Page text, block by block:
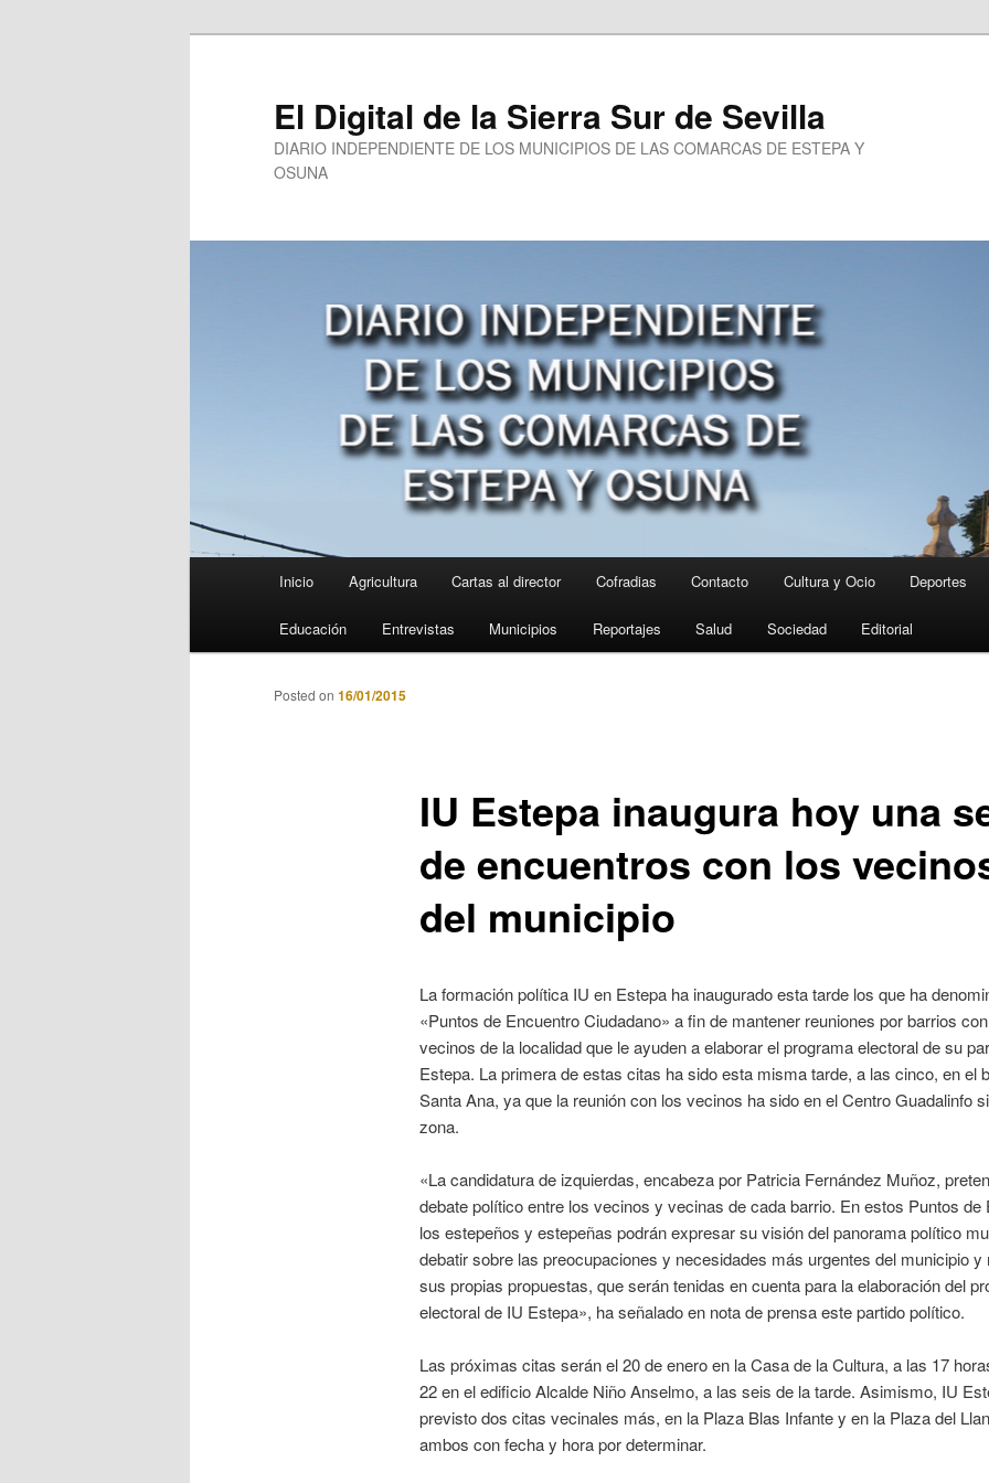
El Digital de la Sierra Sur de Sevilla
DIARIO INDEPENDIENTE DE LOS MUNICIPIOS DE LAS COMARCAS DE ESTEPA Y
OSUNA
Inicio Agricultura Cartas al director Cofradias Contacto Cultura y Ocio Deportes
Educación Entrevistas Municipios Reportajes Salud Sociedad Editorial
IU Estepa inaugura hoy una
de encuentros con los
del municipio
Posted on 16/01/2015
La formación política IU en Estepa ha inaugurado esta tarde los que ha
«Puntos de Encuentro Ciudadano» a fin de mantener reuniones por barrios
vecinos de la localidad que le ayuden a elaborar el programa electoral de su
Estepa. La primera de estas citas ha sido esta misma tarde, a las cinco, en el
Santa Ana, ya que la reunión con los vecinos ha sido en el Centro Guadalinfo
zona.
«La candidatura de izquierdas, encabeza por Patricia Fernández Muñoz,
debate político entre los vecinos y vecinas de cada barrio. En estos Puntos de
los estepeños y estepeñas podrán expresar su visión del panorama político
debatir sobre las preocupaciones y necesidades más urgentes del municipio y
sus propias propuestas, que serán tenidas en cuenta para la elaboración del
electoral de IU Estepa», ha señalado en nota de prensa este partido político.
Las próximas citas serán el 20 de enero en la Casa de la Cultura, a las 17
22 en el edificio Alcalde Niño Anselmo, a las seis de la tarde. Asimismo, IU
previsto dos citas vecinales más, en la Plaza Blas Infante y en la Plaza del
ambos con fecha y hora por determinar.